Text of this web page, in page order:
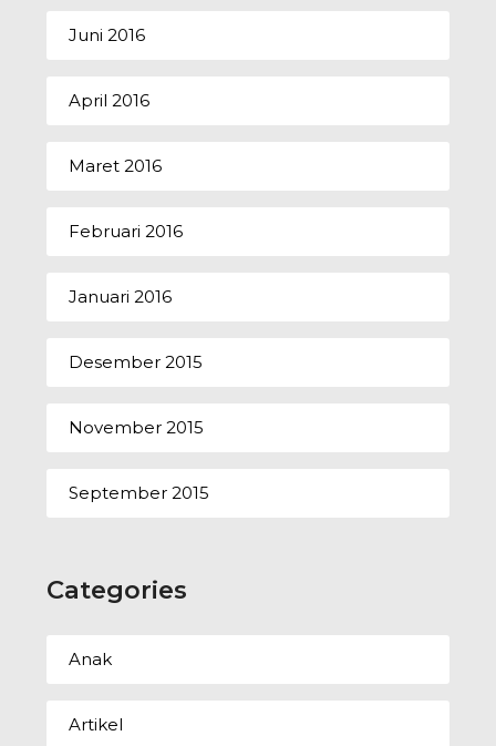
Juni 2016
April 2016
Maret 2016
Februari 2016
Januari 2016
Desember 2015
November 2015
September 2015
Categories
Anak
Artikel